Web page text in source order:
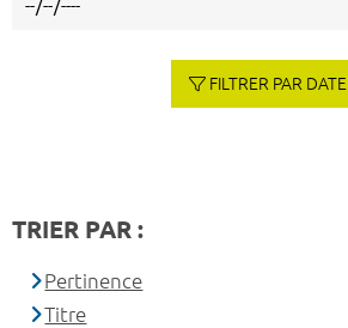
FILTRER PAR DATE
TRIER PAR :
Pertinence
Titre